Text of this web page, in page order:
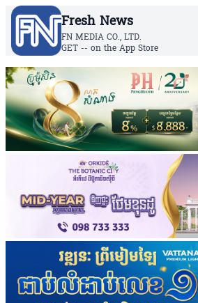
Fresh News
FN MEDIA CO., LTD.
GET -- on the App Store